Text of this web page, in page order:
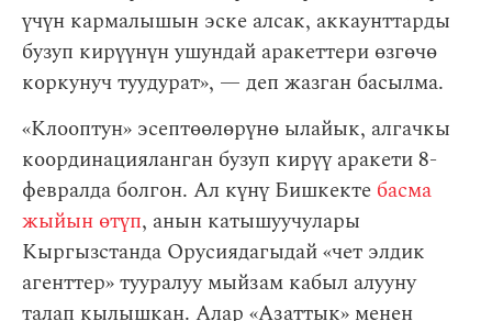
үчүн кармалышын эске алсак, аккаунттарды
бузуп кирүүнүн ушундай аракеттери өзгөчө
коркунуч туудурат», — деп жазган басылма.
«Клооптун» эсептөөлөрүнө ылайык, алгачкы
координацияланган бузуп кирүү аракети 8-
февралда болгон. Ал күнү Бишкекте басма
жыйын өтүп, анын катышуучулары
Кыргызстанда Орусиядагыдай «чет элдик
агенттер» тууралуу мыйзам кабыл алууну
талап кылышкан. Алар «Азаттык» менен